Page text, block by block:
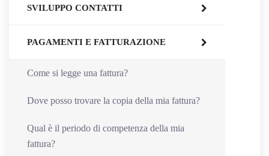
SVILUPPO CONTATTI
PAGAMENTI E FATTURAZIONE
Come si legge una fattura?
Dove posso trovare la copia della mia fattura?
Qual è il periodo di competenza della mia
fattura?